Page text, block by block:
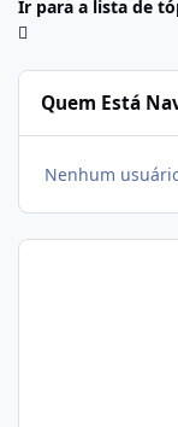
Ir para a lista de
Quem Está
Nenhum